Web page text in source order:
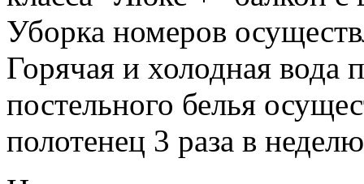
Уборка номеров
Горячая и холодная вода
постельного белья
полотенец 3 раза в